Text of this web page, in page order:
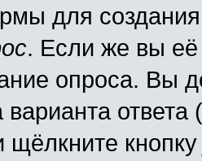
для
. Если же вы её
опроса. Вы
ответа
щёлкните